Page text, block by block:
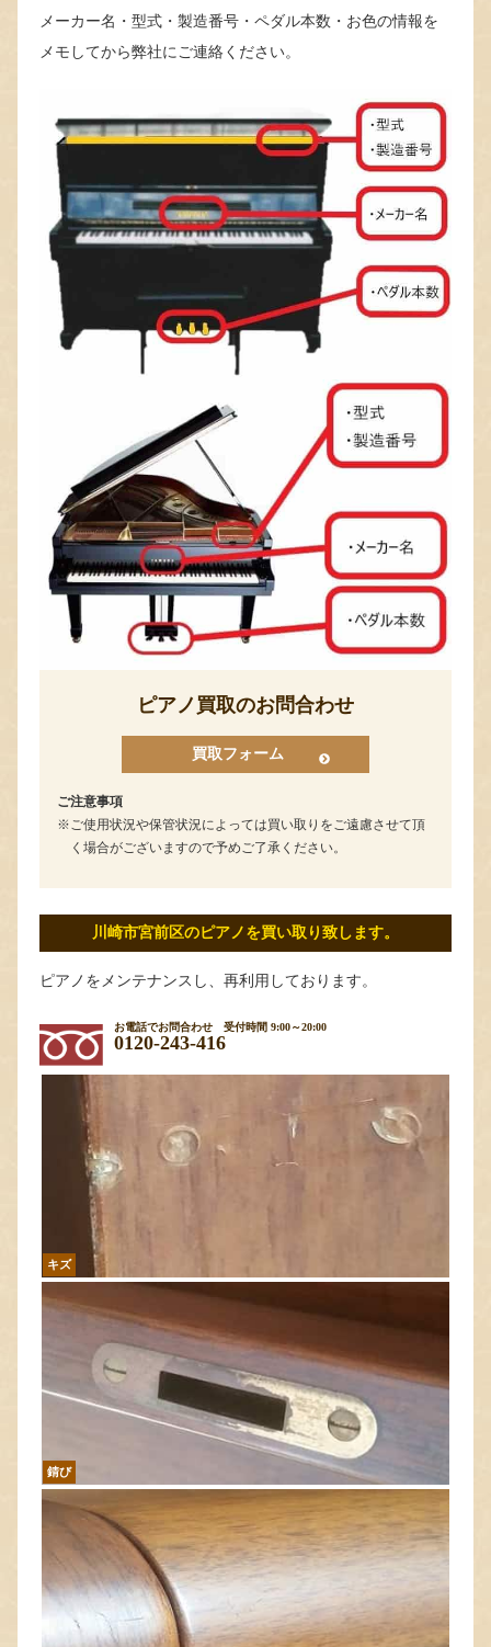
メーカー名・型式・製造番号・ペダル本数・お色の情報を
メモしてから弊社にご連絡ください。
ピアノ買取のお問合わせ
買取フォーム
ご注意事項
ご使用状況や保管状況によっては買い取りをご遠慮させて頂
く場合がございますので予めご了承ください。
川崎市宮前区のピアノを買い取り致します。
ピアノをメンテナンスし、再利用しております。
お電話でお問合わせ 受付時間 9:00～20:00
0120-243-416
キズ
錆び